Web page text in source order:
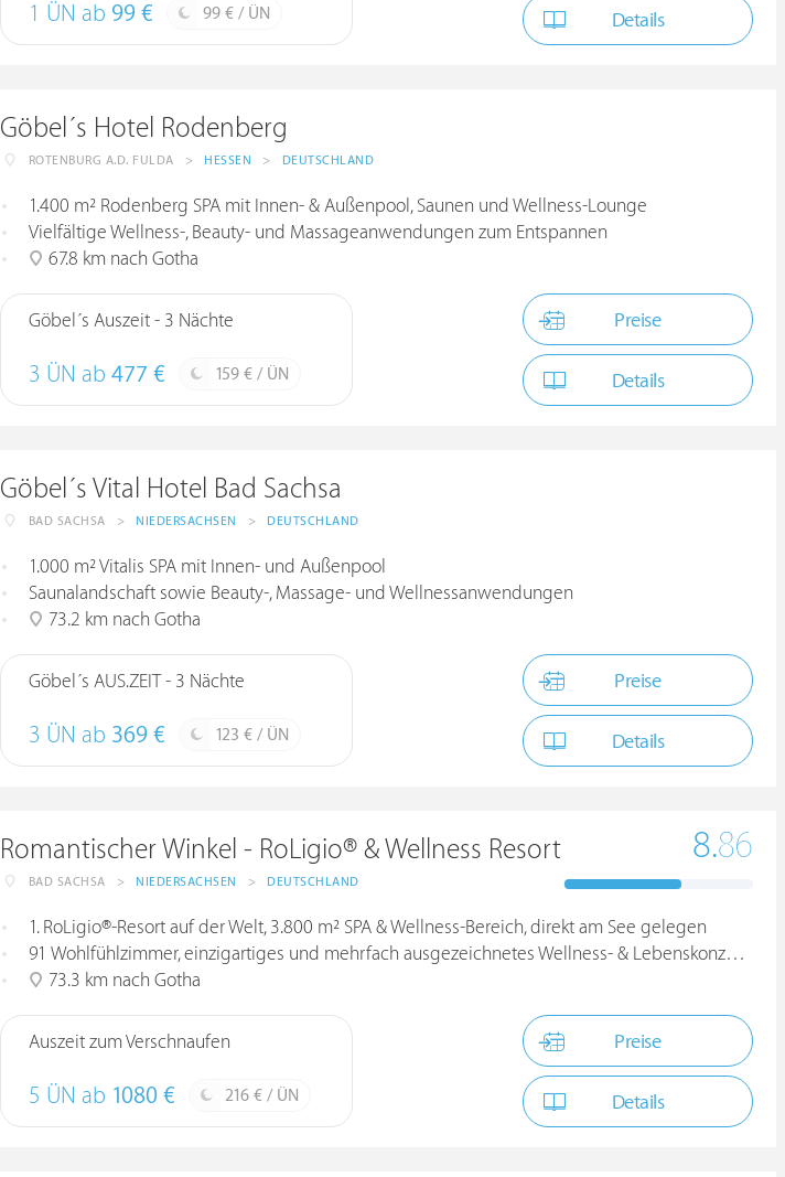
1 ÜN ab 99 € 99 € / ÜN Details
Göbel´s Hotel Rodenberg
ROTENBURG A.D. FULDA > HESSEN > DEUTSCHLAND
1.400 m² Rodenberg SPA mit Innen- & Außenpool, Saunen und Wellness-Lounge
Vielfältige Wellness-, Beauty- und Massageanwendungen zum Entspannen
67.8 km nach Gotha
Göbel´s Auszeit - 3 Nächte
3 ÜN ab 477 € 159 € / ÜN
Preise
Details
Göbel´s Vital Hotel Bad Sachsa
BAD SACHSA > NIEDERSACHSEN > DEUTSCHLAND
1.000 m² Vitalis SPA mit Innen- und Außenpool
Saunalandschaft sowie Beauty-, Massage- und Wellnessanwendungen
73.2 km nach Gotha
Göbel´s AUS.ZEIT - 3 Nächte
3 ÜN ab 369 € 123 € / ÜN
Preise
Details
Romantischer Winkel - RoLigio® & Wellness Resort
BAD SACHSA > NIEDERSACHSEN > DEUTSCHLAND
8.86
1. RoLigio®-Resort auf der Welt, 3.800 m² SPA & Wellness-Bereich, direkt am See gelegen
91 Wohlfühlzimmer, einzigartiges und mehrfach ausgezeichnetes Wellness- & Lebenskonzept RoLigio®
73.3 km nach Gotha
Auszeit zum Verschnaufen
5 ÜN ab 1080 € 216 € / ÜN
Preise
Details